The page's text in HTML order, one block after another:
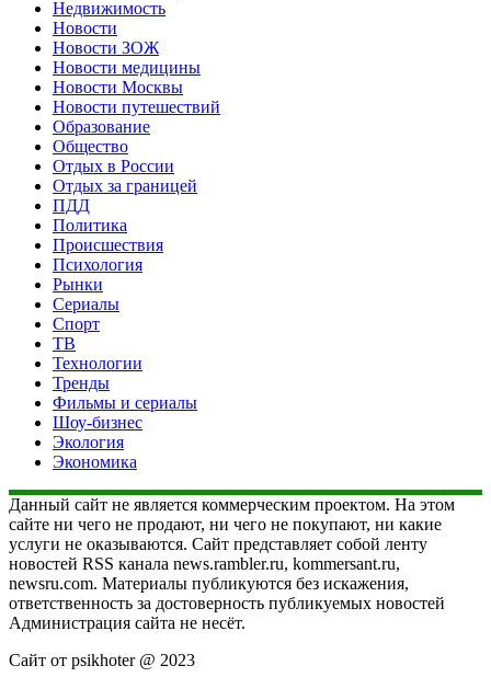
Недвижимость
Новости
Новости ЗОЖ
Новости медицины
Новости Москвы
Новости путешествий
Образование
Общество
Отдых в России
Отдых за границей
ПДД
Политика
Происшествия
Психология
Рынки
Сериалы
Спорт
ТВ
Технологии
Тренды
Фильмы и сериалы
Шоу-бизнес
Экология
Экономика
Данный сайт не является коммерческим проектом. На этом
сайте ни чего не продают, ни чего не покупают, ни какие
услуги не оказываются. Сайт представляет собой ленту
новостей RSS канала news.rambler.ru, kommersant.ru,
newsru.com. Материалы публикуются без искажения,
ответственность за достоверность публикуемых новостей
Администрация сайта не несёт.
Сайт от psikhoter @ 2023